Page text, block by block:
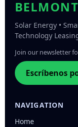
Solar Energy •
Technology
Join our newsletter
Escríbenos
NAVIGATION
Home